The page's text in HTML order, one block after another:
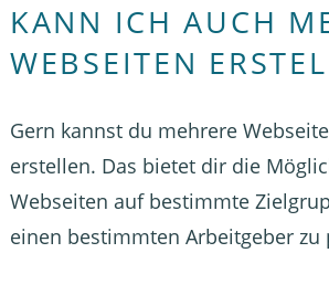
KANN ICH AUCH
WEBSEITEN
Gern kannst du mehrere
erstellen. Das bietet dir die
Webseiten auf bestimmte
einen bestimmten Arbeitgeber zu